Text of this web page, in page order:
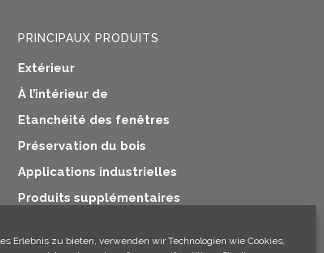
Erlebnis zu bieten, verwenden wir Technologien wie Cookies,
PRINCIPAUX PRODUITS
Extérieur
À l’intérieur de
Etanchéité des fenêtres
Préservation du bois
Applications industrielles
Produits supplémentaires